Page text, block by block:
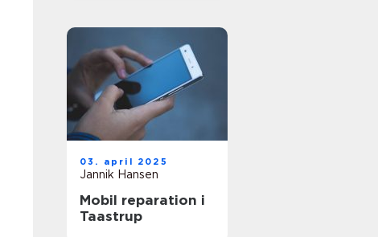
03. april 2025
Jannik Hansen
Mobil reparation i
Taastrup